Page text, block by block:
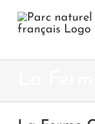
contenu